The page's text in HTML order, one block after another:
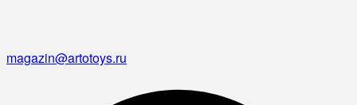
magazin@artotoys.ru